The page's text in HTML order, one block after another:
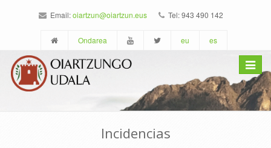
Email:oiartzun@oiartzun.eus Tel: 943 490 142
Ondarea eu es
Toggle
Incidencias